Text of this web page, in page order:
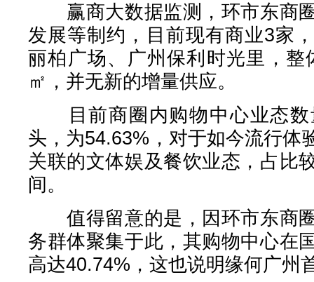
赢商大数据监测，环市东商
发展等制约，目前现有商业3家
丽柏广场、广州保利时光里，
㎡，并无新的增量供应。
目前商圈内购物中心业态数
头，为54.63%，对于如今流行体
关联的文体娱及餐饮业态，占比
间。
值得留意的是，因环市东商
务群体聚集于此，其购物中心在
高达40.74%，这也说明缘何广州